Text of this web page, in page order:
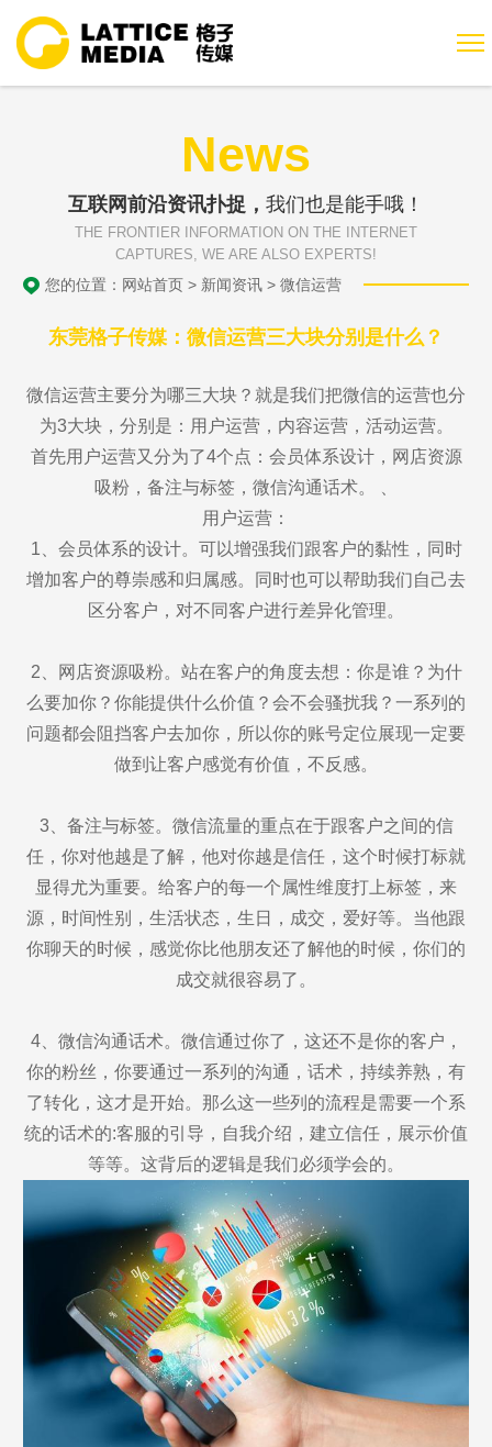
News
互联网前沿资讯扑捉， 我们也是能手哦！
THE FRONTIER INFORMATION ON THE INTERNET
CAPTURES, WE ARE ALSO EXPERTS!
您的位置： 网站首页 > 新闻资讯 >微信运营
东莞格子传媒：微信运营三大块分别是什么？
微信运营主要分为哪三大块？就是我们把微信的运营也分
为3大块，分别是：用户运营，内容运营，活动运营。
首先用户运营又分为了4个点：会员体系设计，网店资源
吸粉，备注与标签，微信沟通话术。 、
用户运营：
1、会员体系的设计。可以增强我们跟客户的黏性，同时
增加客户的尊崇感和归属感。同时也可以帮助我们自己去
区分客户，对不同客户进行差异化管理。
2、网店资源吸粉。站在客户的角度去想：你是谁？为什
么要加你？你能提供什么价值？会不会骚扰我？一系列的
问题都会阻挡客户去加你，所以你的账号定位展现一定要
做到让客户感觉有价值，不反感。
3、备注与标签。微信流量的重点在于跟客户之间的信
任，你对他越是了解，他对你越是信任，这个时候打标就
显得尤为重要。给客户的每一个属性维度打上标签，来
源，时间性别，生活状态，生日，成交，爱好等。当他跟
你聊天的时候，感觉你比他朋友还了解他的时候，你们的
成交就很容易了。
4、微信沟通话术。微信通过你了，这还不是你的客户，
你的粉丝，你要通过一系列的沟通，话术，持续养熟，有
了转化，这才是开始。那么这一些列的流程是需要一个系
统的话术的:客服的引导，自我介绍，建立信任，展示价值
等等。这背后的逻辑是我们必须学会的。